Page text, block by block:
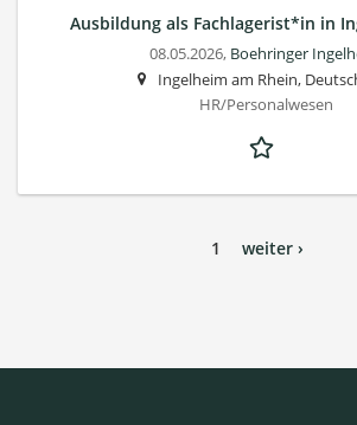
Ausbildung als Fachlagerist*in in
08.05.2026, Boehringer
Ingelheim am Rhein,
HR/Personalwesen
1 weiter ›